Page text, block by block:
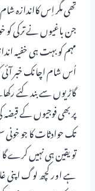
تھی مگر اِس کااندازہ
جن باغیوں نے ترکی کو
مہم کو بہت ہی خفیہ
اُس شام اچانک خبر آئی
گاڑیوں سے بند کئے
پر بھی فوجیوں کے
تک حوادثات کا جو خونی
تو یقین ہی نہیں کرے گا
ہے اور کچھ لوگ اپنی